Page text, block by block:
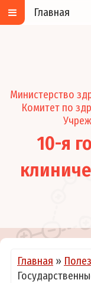
Министерство
Комитет по
10-я
Главная
Главная »